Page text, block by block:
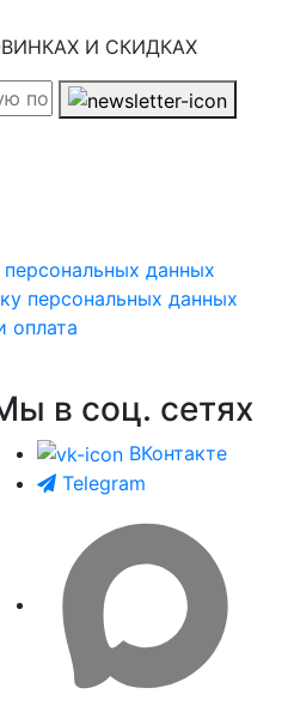
И СКИДКАХ
данных
персональных данных
оплата
в соц. сетях
ВКонтакте
Telegram